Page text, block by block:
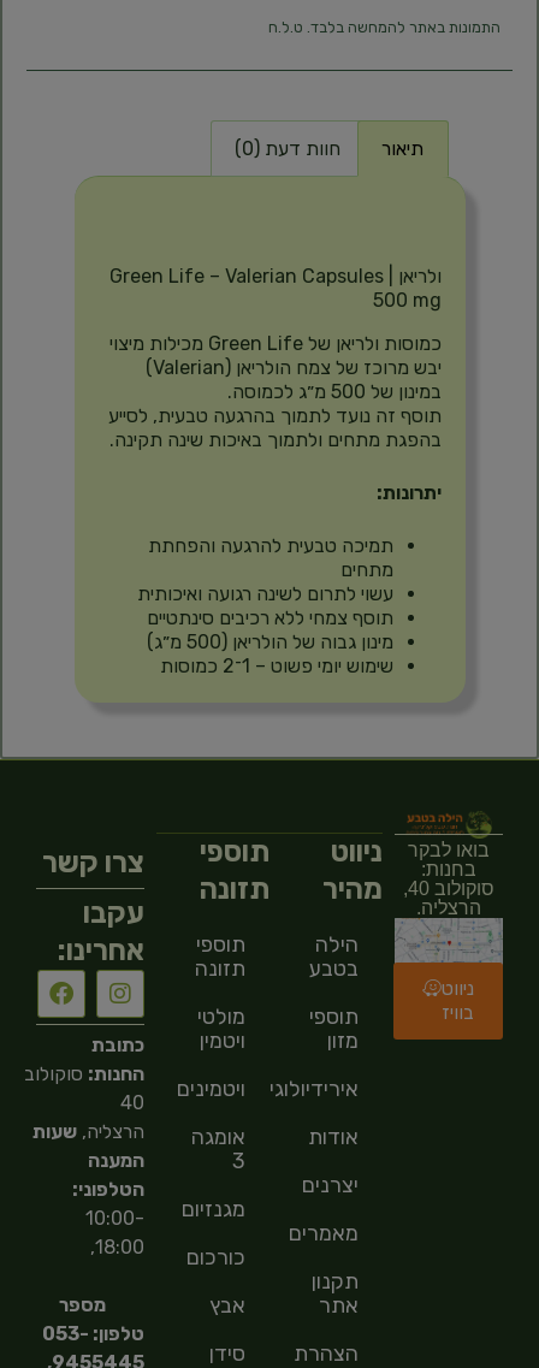
התמונות באתר להמחשה בלבד. ט.ל.ח
תיאור חוות דעת (0)
ולריאן | Green Life – Valerian Capsules
500 mg
כמוסות ולריאן של Green Life מכילות מיצוי
יבש מרוכז של צמח הולריאן (Valerian)
במינון של 500 מ״ג לכמוסה.
תוסף זה נועד לתמוך בהרגעה טבעית, לסייע
בהפגת מתחים ולתמוך באיכות שינה תקינה.
יתרונות:
תמיכה טבעית להרגעה והפחתת
מתחים
עשוי לתרום לשינה רגועה ואיכותית
תוסף צמחי ללא רכיבים סינתטיים
מינון גבוה של הולריאן (500 מ״ג)
שימוש יומי פשוט – 1־2 כמוסות
בואו לבקר
בחנות:
סוקולוב 40,
הרצליה.
ניווט
בוויז
ניווט
מהיר
הילה
בטבע
תוספי
מזון
אירידיולוגיה
אודות
יצרנים
מאמרים
תקנון
אתר
הצהרת
תוספי
תזונה
תוספי
תזונה
מולטי
ויטמין
ויטמינים
אומגה
3
מגנזיום
כורכום
אבץ
סידן
צרו קשר
עקבו
אחרינו:
כתובת
החנות: סוקולוב
40
הרצליה,שעות
המענה
הטלפוני:
10:00-
18:00,
מספר
טלפון: 053-
9455445,